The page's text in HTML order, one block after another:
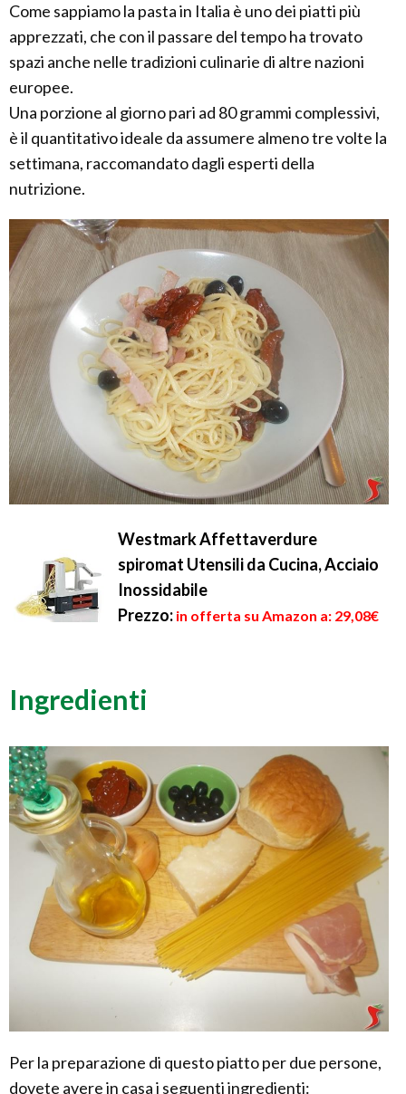
Come sappiamo la pasta in Italia è uno dei piatti più
apprezzati, che con il passare del tempo ha trovato
spazi anche nelle tradizioni culinarie di altre nazioni
europee.
Una porzione al giorno pari ad 80 grammi complessivi,
è il quantitativo ideale da assumere almeno tre volte la
settimana, raccomandato dagli esperti della
nutrizione.
Westmark Affettaverdure
spiromat Utensili da Cucina, Acciaio
Inossidabile
Prezzo: in offerta su Amazon a: 29,08€
Ingredienti
Per la preparazione di questo piatto per due persone,
dovete avere in casa i seguenti ingredienti: